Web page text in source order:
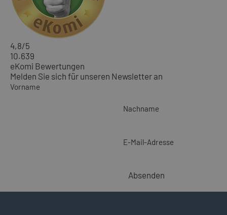
4,8/5
10.639
eKomi Bewertungen
Melden Sie sich für unseren Newsletter an
Vorname
Nachname
E-Mail-Adresse
Absenden